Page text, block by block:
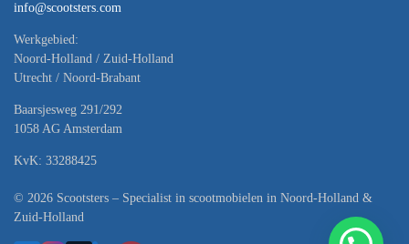
info@scootsters.com
Werkgebied:
Noord-Holland / Zuid-Holland
Utrecht / Noord-Brabant
Baarsjesweg 291/292
1058 AG Amsterdam
KvK: 33288425
© 2026 Scootsters – Specialist in scootmobielen in Noord-Holland &
Zuid-Holland